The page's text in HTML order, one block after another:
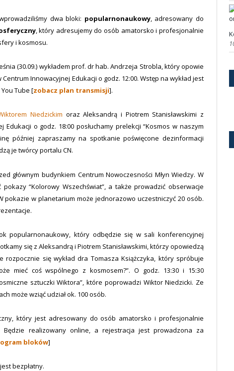
dwa bloki: popularnonaukowy, adresowany do
, który adresujemy do osób amatorsko i profesjonalnie
i kosmosu.
(30.09.) wykładem prof. dr hab. Andrzeja Strobla, który opowie
Innowacyjnej Edukacji o godz. 12:00. Wstęp na wykład jest
Tube [zobacz plan transmisji].
Niedzickim oraz Aleksandrą i Piotrem Stanisławskimi z
Edukacji o godz. 18:00 posłuchamy prelekcji “Kosmos w naszym
później zapraszamy na spotkanie poświęcone dezinformacji
je twórcy portalu CN.
głównym budynkiem Centrum Nowoczesności Młyn Wiedzy. W
“Kolorowy Wszechświat”, a także prowadzić obserwacje
pokazie w planetarium może jednorazowo uczestniczyć 20 osób.
popularnonaukowy, który odbędzie się w sali konferencyjnej
się z Aleksandrą i Piotrem Stanisławskimi, którzy opowiedzą
się wykład dra Tomasza Książczyka, który spróbuje
mieć coś wspólnego z kosmosem?”. O godz. 13:30 i 15:30
sztuczki Wiktora”, które poprowadzi Wiktor Niedzicki. Ze
może wziąć udział ok. 100 osób.
który jest adresowany do osób amatorsko i profesjonalnie
Będzie realizowany online, a rejestracja jest prowadzona za
bloków]
bezpłatny.